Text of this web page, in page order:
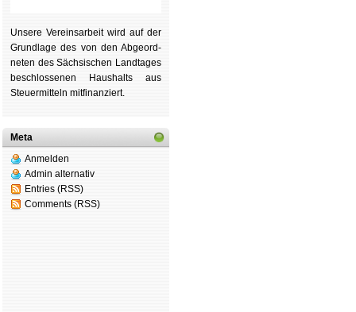
Unsere Ver­eins­ar­beit wird auf der
Grund­lage des von den Ab­ge­ord­
ne­ten des Säch­si­schen Land­tages
be­schlos­se­nen Haus­halts aus
Steu­er­mitteln mit­fi­nan­ziert.
Meta
Anmelden
Admin alternativ
Entries (RSS)
Comments (RSS)